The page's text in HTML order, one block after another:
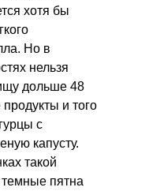
хотя бы
Но в
нельзя
дольше 48
и того
с
капусту.
такой
пятна